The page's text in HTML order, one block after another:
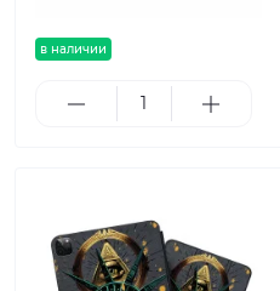
в наличии